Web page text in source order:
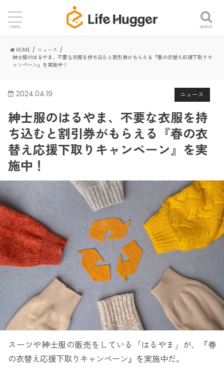
search
menu
HOME
ニュース
紳士服のはるやま、不要な衣服を持ち込むと割引券がもらえる『春の衣替え応援下取りキ
ャンペーン』を実施中！
ニュース
2024.04.19
紳士服のはるやま、不要な衣服を持
ち込むと割引券がもらえる『春の衣
替え応援下取りキャンペーン』を実
施中！
スーツや紳士服の販売をしている「はるやま」が、『春
の衣替え応援下取りキャンペーン』を実施中だ。